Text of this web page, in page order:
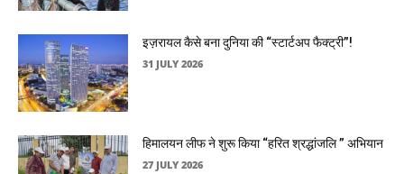
इज़रायल कैसे बना दुनिया की “स्टार्टअप फैक्ट्री”!
31 JULY 2026
हिमालयन लीफ ने शुरू किया “हरित श्रद्धांजलि ” अभियान
27 JULY 2026